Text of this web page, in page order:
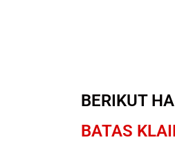
BERIKUT
BATAS